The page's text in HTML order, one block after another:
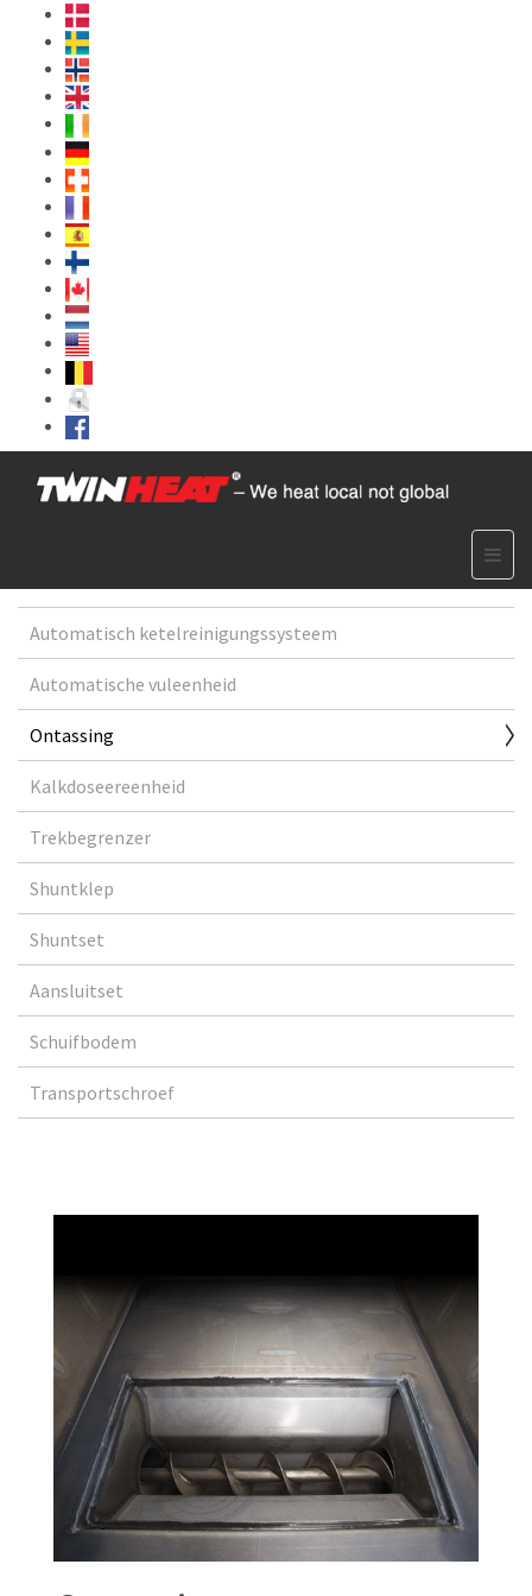
Automatisch ketelreinigungssysteem
Automatische vuleenheid
Ontassing
Kalkdoseereenheid
Trekbegrenzer
Shuntklep
Shuntset
Aansluitset
Schuifbodem
Transportschroef